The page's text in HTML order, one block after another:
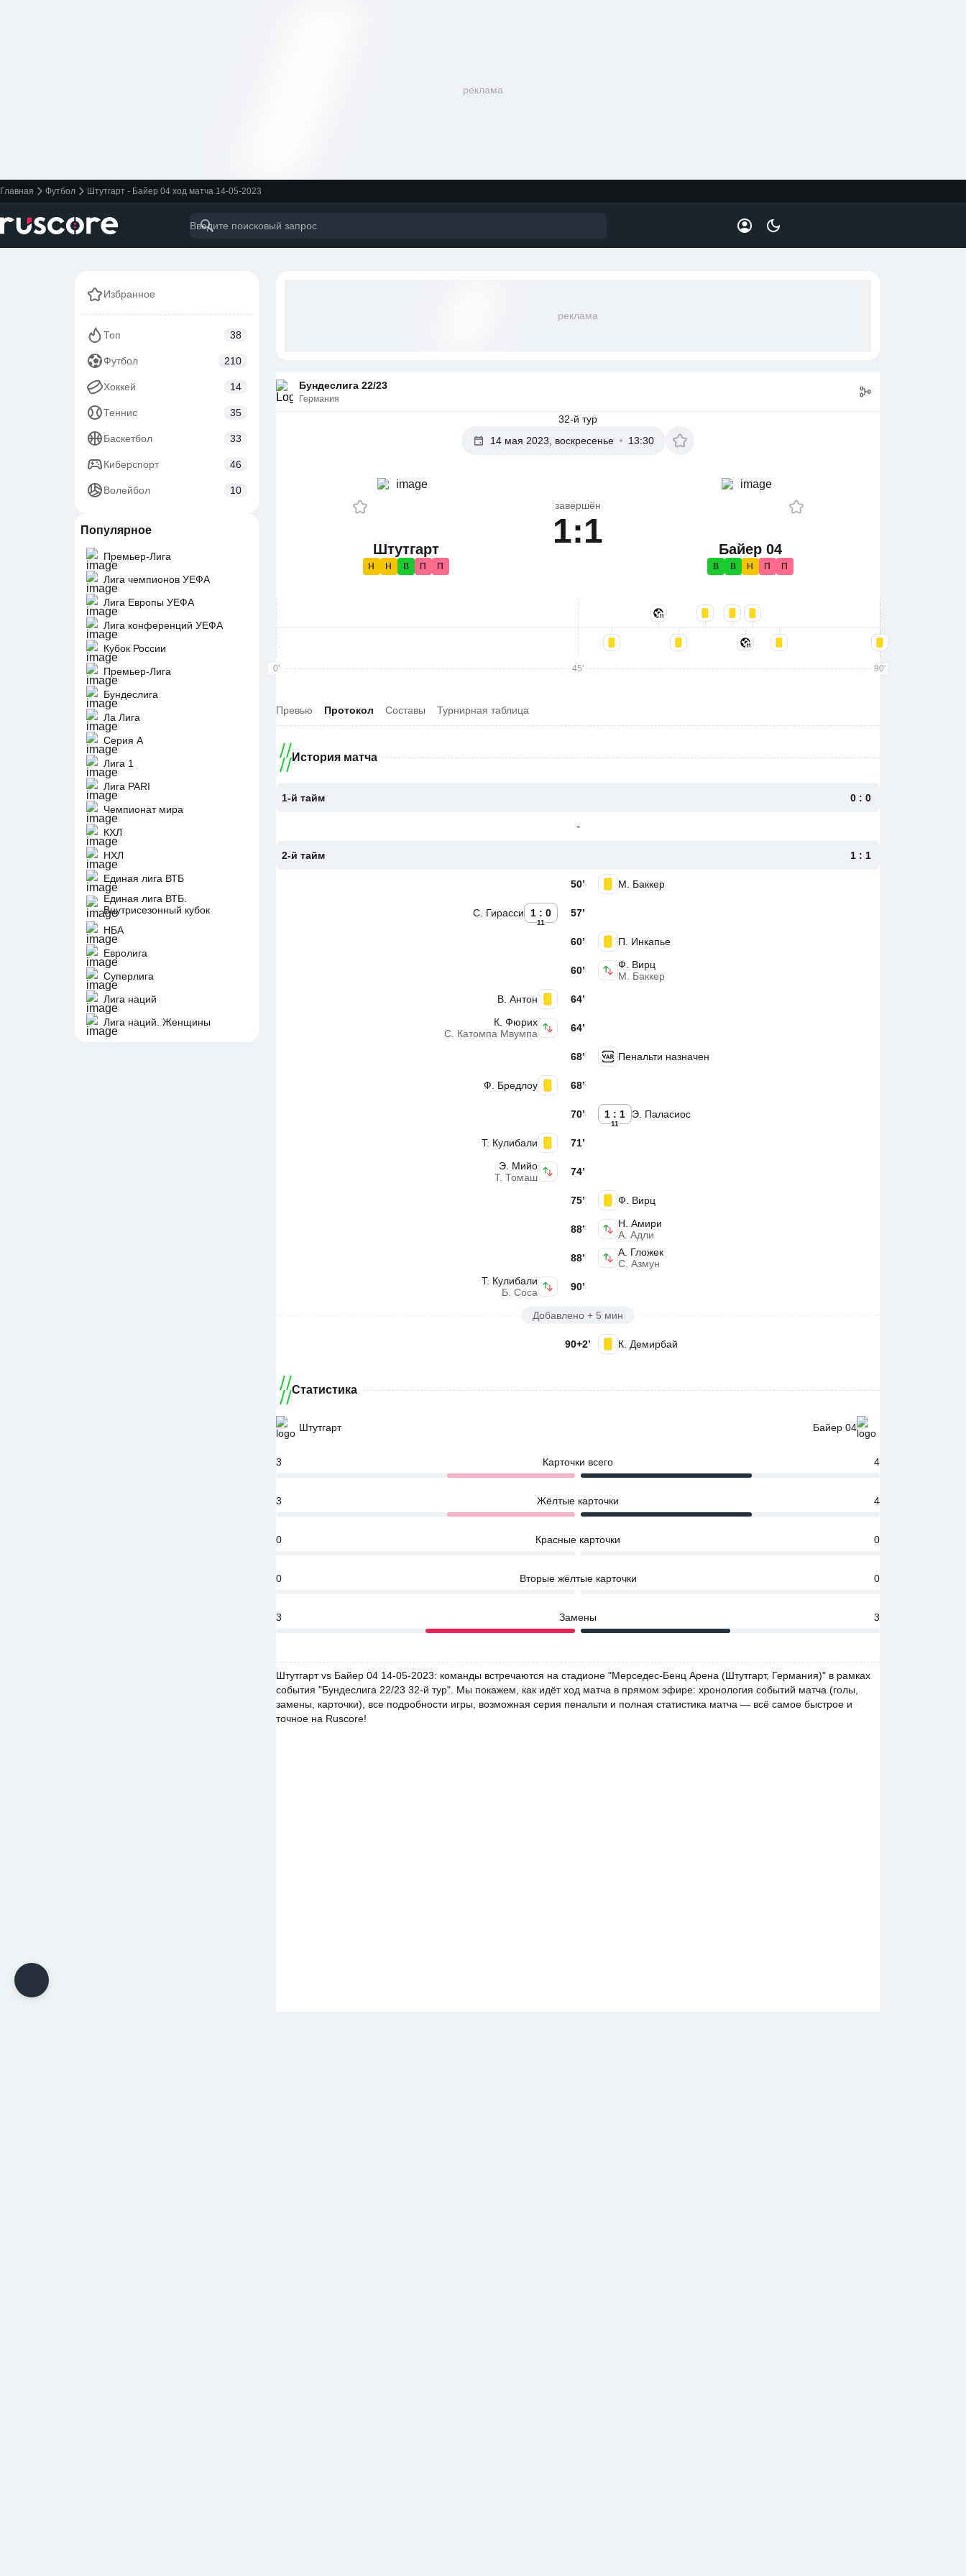
реклама
Главная Футбол Штутгарт - Байер 04 ход матча 14-05-2023
Избранное
Топ 38
Футбол 210
Хоккей 14
Теннис 35
Баскетбол 33
Киберспорт 46
Волейбол 10
Популярное
Премьер-Лига
Лига чемпионов УЕФА
Лига Европы УЕФА
Лига конференций УЕФА
Кубок России
Премьер-Лига
Бундеслига
Ла Лига
Серия А
Лига 1
Лига PARI
Чемпионат мира
КХЛ
НХЛ
Единая лига ВТБ
Единая лига ВТБ.
Внутрисезонный кубок
НБА
Евролига
Суперлига
Лига наций
Лига наций. Женщины
реклама
Бундеслига 22/23
Германия
32-й тур
14 мая 2023, воскресенье
13:30
Штутгарт
Н Н В П П
завершён
1:1 Байер 04
В В Н П П
0' 45' 90'
Превью Протокол Составы Турнирная таблица
История матча
1-й тайм 0 : 0
-
2-й тайм 1 : 1
М. Баккер
50’
1 : 0
11
С. Гирасси 57’
П. Инкапье
60’
Ф. Вирц
М. Баккер
60’
В. Антон
64’
К. Фюрих
С. Катомпа Мвумпа
64’
Пенальти назначен
68’
Ф. Бредлоу 68’
1 : 1
11
Э. Паласиос
70’
Т. Кулибали
71’
Э. Мийо
Т. Томаш
74’
Ф. Вирц
75’
Н. Амири
А. Адли
88’
А. Гложек
С. Азмун
88’
Т. Кулибали
Б. Соса
90’
Добавлено + 5 мин
К. Демирбай
90+2’
Статистика
Штутгарт Байер 04
3 Карточки всего 4
3 Жёлтые карточки 4
0 Красные карточки 0
0 Вторые жёлтые карточки 0
3 Замены 3
Штутгарт vs Байер 04 14-05-2023: команды встречаются на стадионе "Мерседес-Бенц Арена (Штутгарт, Германия)" в рамках
события "Бундеслига 22/23 32-й тур". Мы покажем, как идёт ход матча в прямом эфире: хронология событий матча (голы,
замены, карточки), все подробности игры, возможная серия пенальти и полная статистика матча — всё самое быстрое и
точное на Ruscore!